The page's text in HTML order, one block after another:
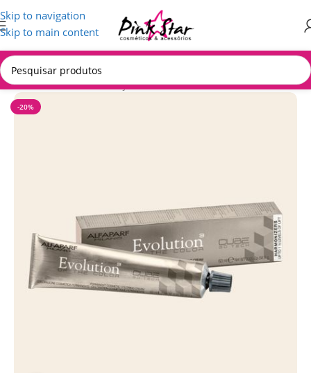
Skip to navigation
Skip to main content
Início/CABELOS/Coloração
-20%